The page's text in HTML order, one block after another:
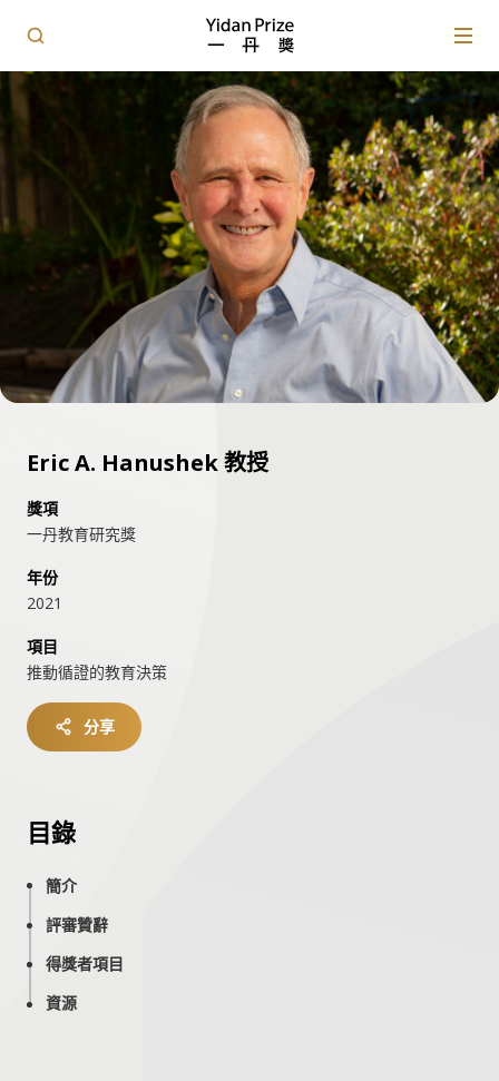
Eric A. Hanushek 教授
獎項
一丹教育研究獎
年份
2021
項目
推動循證的教育決策
分享
目錄
簡介
評審贊辭
得獎者項目
資源